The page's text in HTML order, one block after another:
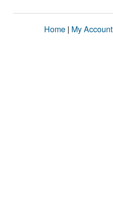
Home | My Account